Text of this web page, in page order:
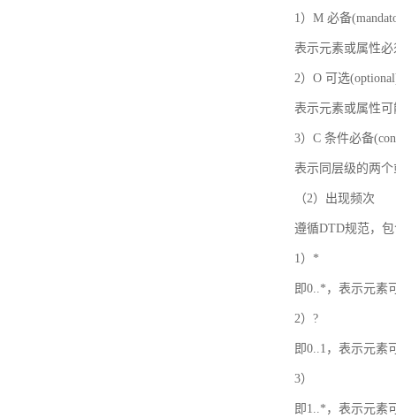
1）M 必备
表示元素或属性
2）O 可选
表示元素或属性
3）C 条件必备
表示同层级的两
（2）出现频次
遵循DTD规范，
1）*
即0..*，表示元素
2）?
即0..1，表示元素
3）
即1..*，表示元素